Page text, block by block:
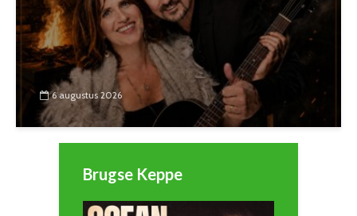
6 augustus 2026
Brugse Keppe